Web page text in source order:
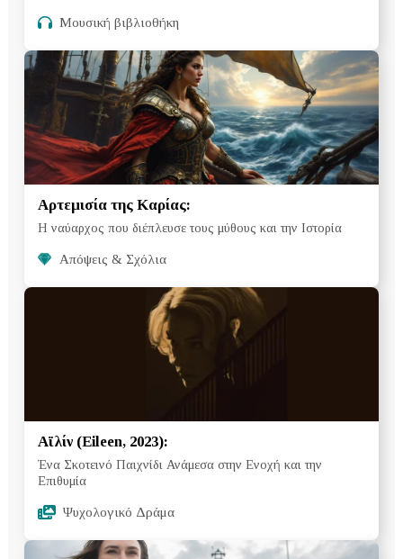
Μουσική βιβλιοθήκη
Αρτεμισία της Καρίας:
Η ναύαρχος που διέπλευσε τους μύθους και την Ιστορία
Απόψεις & Σχόλια
Αϊλίν (Eileen, 2023):
Ένα Σκοτεινό Παιχνίδι Ανάμεσα στην Ενοχή και την
Επιθυμία
Ψυχολογικό Δράμα